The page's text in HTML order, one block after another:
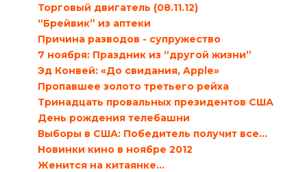
Торговый двигатель (08.11.12)
“Брейвик” из аптеки
Причина разводов - супружество
7 ноября: Праздник из “другой жизни”
Эд Конвей: «До свидания, Apple»
Пропавшее золото третьего рейха
Тринадцать провальных президентов США
День рождения телебашни
Выборы в США: Победитель получит все…
Новинки кино в ноябре 2012
Женится на китаянке…